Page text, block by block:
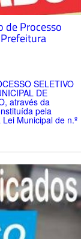
de Processo
SELETIVO
DE
através da
pela
Municipal de n.º